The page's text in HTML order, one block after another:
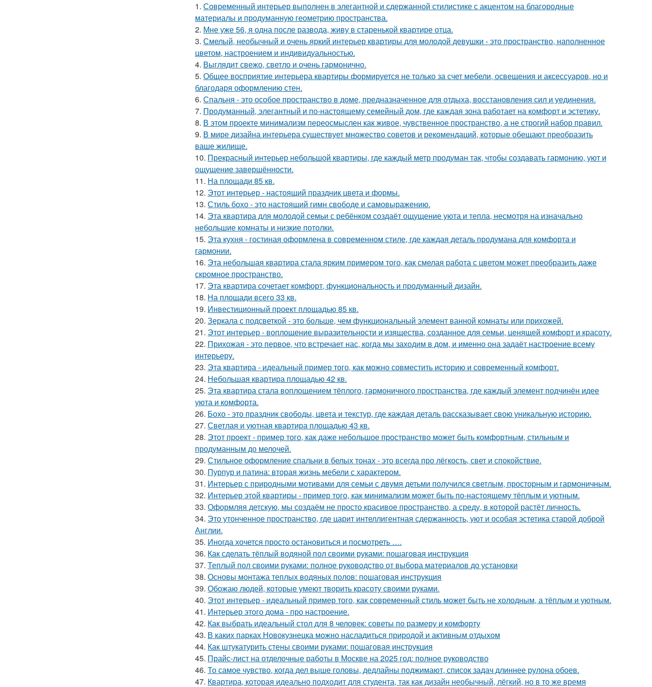
1. Современный интерьер выполнен в элегантной и сдержанной стилистике с акцентом на благородные
материалы и продуманную геометрию пространства.
2. Мне уже 56, я одна после развода, живу в старенькой квартире отца.
3. Смелый, необычный и очень яркий интерьер квартиры для молодой девушки - это пространство, наполненное
цветом, настроением и индивидуальностью.
4. Выглядит свежо, светло и очень гармонично.
5. Общее восприятие интерьера квартиры формируется не только за счет мебели, освещения и аксессуаров, но и
благодаря оформлению стен.
6. Спальня - это особое пространство в доме, предназначенное для отдыха, восстановления сил и уединения.
7. Продуманный, элегантный и по-настоящему семейный дом, где каждая зона работает на комфорт и эстетику.
8. В этом проекте минимализм переосмыслен как живое, чувственное пространство, а не строгий набор правил.
9. В мире дизайна интерьера существует множество советов и рекомендаций, которые обещают преобразить
ваше жилище.
10. Прекрасный интерьер небольшой квартиры, где каждый метр продуман так, чтобы создавать гармонию, уют и
ощущение завершённости.
11. На площади 85 кв.
12. Этот интерьер - настоящий праздник цвета и формы.
13. Стиль бохо - это настоящий гимн свободе и самовыражению.
14. Эта квартира для молодой семьи с ребёнком создаёт ощущение уюта и тепла, несмотря на изначально
небольшие комнаты и низкие потолки.
15. Эта кухня - гостиная оформлена в современном стиле, где каждая деталь продумана для комфорта и
гармонии.
16. Эта небольшая квартира стала ярким примером того, как смелая работа с цветом может преобразить даже
скромное пространство.
17. Эта квартира сочетает комфорт, функциональность и продуманный дизайн.
18. На площади всего 33 кв.
19. Инвестиционный проект площадью 85 кв.
20. Зеркала с подсветкой - это больше, чем функциональный элемент ванной комнаты или прихожей.
21. Этот интерьер - воплощение выразительности и изящества, созданное для семьи, ценящей комфорт и красоту.
22. Прихожая - это первое, что встречает нас, когда мы заходим в дом, и именно она задаёт настроение всему
интерьеру.
23. Эта квартира - идеальный пример того, как можно совместить историю и современный комфорт.
24. Небольшая квартира площадью 42 кв.
25. Эта квартира стала воплощением тёплого, гармоничного пространства, где каждый элемент подчинён идее
уюта и комфорта.
26. Бохо - это праздник свободы, цвета и текстур, где каждая деталь рассказывает свою уникальную историю.
27. Светлая и уютная квартира площадью 43 кв.
28. Этот проект - пример того, как даже небольшое пространство может быть комфортным, стильным и
продуманным до мелочей.
29. Стильное оформление спальни в белых тонах - это всегда про лёгкость, свет и спокойствие.
30. Пурпур и патина: вторая жизнь мебели с характером.
31. Интерьер с природными мотивами для семьи с двумя детьми получился светлым, просторным и гармоничным.
32. Интерьер этой квартиры - пример того, как минимализм может быть по-настоящему тёплым и уютным.
33. Оформляя детскую, мы создаём не просто красивое пространство, а среду, в которой растёт личность.
34. Это утонченное пространство, где царит интеллигентная сдержанность, уют и особая эстетика старой доброй
Англии.
35. Иногда хочется просто остановиться и посмотреть ….
36. Как сделать тёплый водяной пол своими руками: пошаговая инструкция
37. Теплый пол своими руками: полное руководство от выбора материалов до установки
38. Основы монтажа теплых водяных полов: пошаговая инструкция
39. Обожаю людей, которые умеют творить красоту своими руками.
40. Этот интерьер - идеальный пример того, как современный стиль может быть не холодным, а тёплым и уютным.
41. Интерьер этого дома - про настроение.
42. Как выбрать идеальный стол для 8 человек: советы по размеру и комфорту
43. В каких парках Новокузнецка можно насладиться природой и активным отдыхом
44. Как штукатурить стены своими руками: пошаговая инструкция
45. Прайс-лист на отделочные работы в Москве на 2025 год: полное руководство
46. То самое чувство, когда дел выше головы, дедлайны поджимают, список задач длиннее рулона обоев.
47. Квартира, которая идеально подходит для студента, так как дизайн необычный, лёгкий, но в то же время